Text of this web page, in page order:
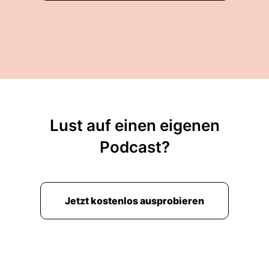
Lust auf einen eigenen
Podcast?
Jetzt kostenlos ausprobieren